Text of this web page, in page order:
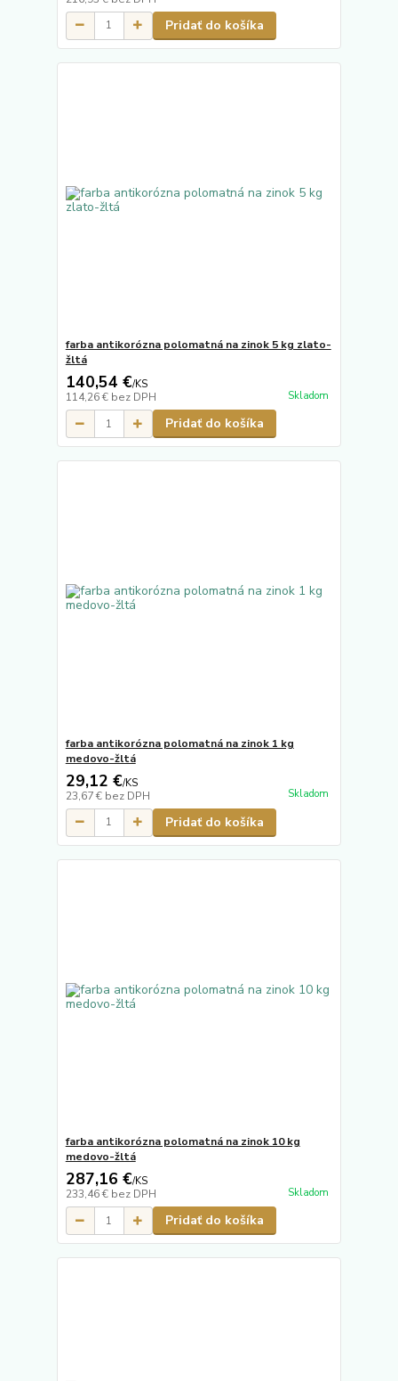
Pridať do košíka
farba antikorózna polomatná na zinok 5 kg zlato-
žltá
140,54 €/KS
114,26 € bez DPH Skladom
Pridať do košíka
farba antikorózna polomatná na zinok 1 kg
medovo-žltá
29,12 €/KS
23,67 € bez DPH Skladom
Pridať do košíka
farba antikorózna polomatná na zinok 10 kg
medovo-žltá
287,16 €/KS
233,46 € bez DPH Skladom
Pridať do košíka